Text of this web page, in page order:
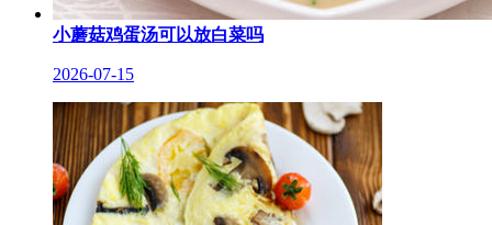
小蘑菇鸡蛋汤可以放白菜吗
2026-07-15